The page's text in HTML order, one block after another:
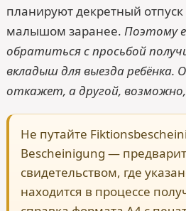
планируют декретный отпуск
малышом заранее. Поэтому
обратиться с просьбой
вкладыш для выезда ребёнка.
откажет, а другой,
Не путайте
Bescheinigung —
свидетельством, где
находится в процессе